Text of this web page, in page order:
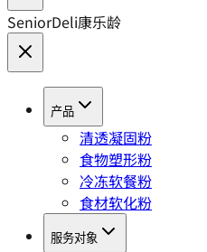
SeniorDeli康乐龄
产品
清透凝固粉
食物塑形粉
冷冻软餐粉
食材软化粉
服务对象